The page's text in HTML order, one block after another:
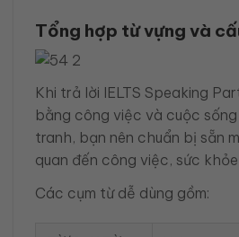
Tổng hợp từ vựng và
Khi trả lời IELTS Speaking
bằng công việc và cuộc
tranh, bạn nên chuẩn bị sẵn
quan đến công việc, sức
Các cụm từ dễ dùng gồm: